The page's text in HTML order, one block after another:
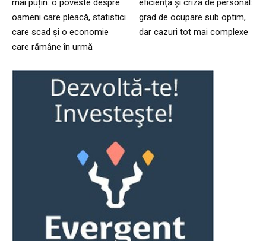
mai puțin: o poveste despre
oameni care pleacă, statistici
care scad și o economie
care rămâne în urmă
eficiență și criza de personal:
grad de ocupare sub optim,
dar cazuri tot mai complexe